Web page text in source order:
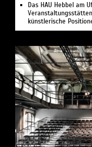
Das HAU Hebbel am
künstlerische